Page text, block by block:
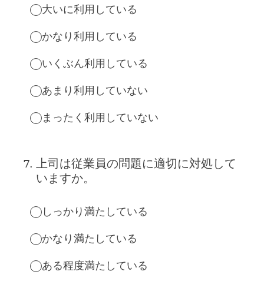
大いに利用している
かなり利用している
いくぶん利用している
あまり利用していない
まったく利用していない
7. 上司は従業員の問題に適切に対処して
いますか。
しっかり満たしている
かなり満たしている
ある程度満たしている